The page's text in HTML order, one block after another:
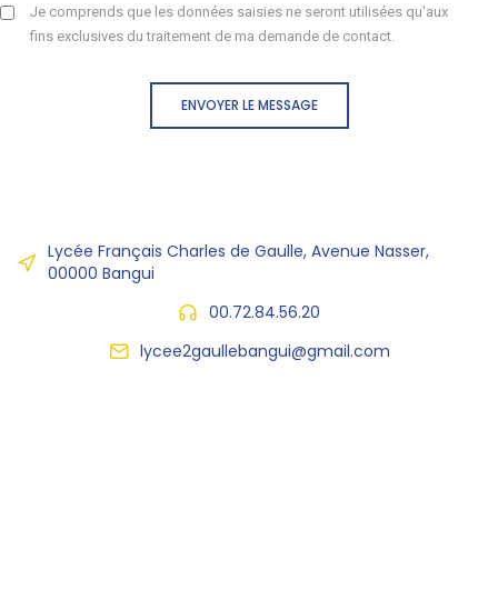
Je comprends que les données saisies ne seront utilisées qu'aux
fins exclusives du traitement de ma demande de contact.
ENVOYER LE MESSAGE
Lycée Français Charles de Gaulle, Avenue Nasser,
00000 Bangui
00.72.84.56.20
lycee2gaullebangui@gmail.com